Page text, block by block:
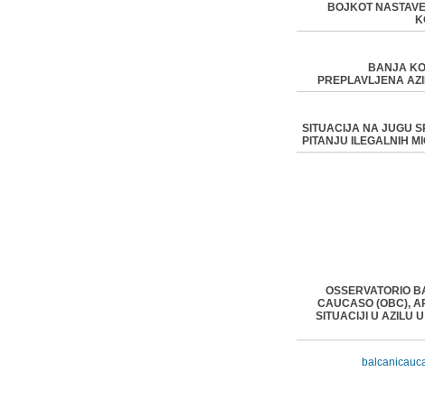
BOJKOT
BANJA
PREPLAVLJENA
SITUACIJA NA JUGU
PITANJU ILEGALNIH
OSSERVATORIO
CAUCASO (OBC),
SITUACIJI U AZILU